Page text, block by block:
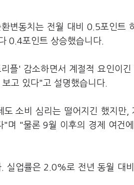
변동치는 전월 대비 0.5포인트
0.4포인트 상승했습니다.
플' 감소하면서 계절적 요인이
고 있다"고 설명했습니다.
소비 심리는 떨어지긴 했지만,
며 "물론 9월 이후의 경제 여건
업률은 2.0%로 전년 동월 대